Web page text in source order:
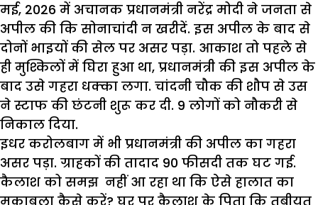
मई, 2026 में अचानक प्रधानमंत्री नरेंद्र मोदी ने जनता से
अपील की कि सोनाचांदी न खरीदें. इस अपील के बाद से
दोनों भाइयों की सेल पर असर पड़ा. आकाश तो पहले से
ही मुश्किलों में घिरा हुआ था, प्रधानमंत्री की इस अपील के
बाद उसे गहरा धक्का लगा. चांदनी चौक की शौप से उस
ने स्टाफ की छंटनी शुरू कर दी. 9 लोगों को नौकरी से
निकाल दिया.
इधर करोलबाग में भी प्रधानमंत्री की अपील का गहरा
असर पड़ा. ग्राहकों की तादाद 90 फीसदी तक घट गई.
कैलाश को समझ नहीं आ रहा था कि ऐसे हालात का
मुकाबला कैसे करें? घर पर कैलाश के पिता कि तबीयत